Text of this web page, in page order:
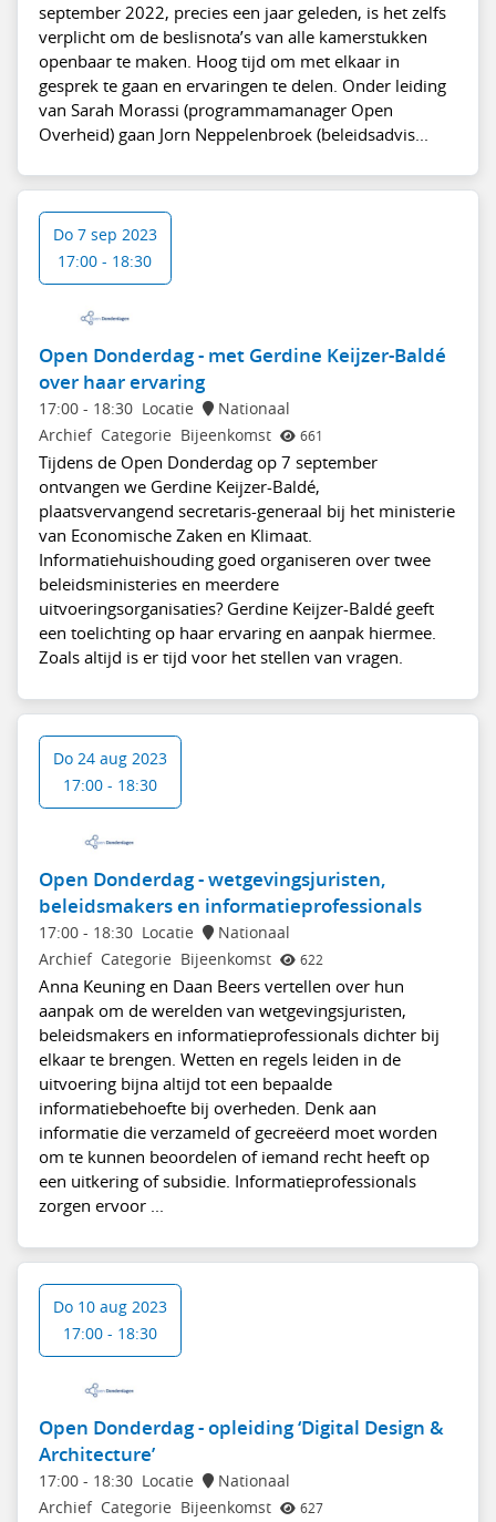
september 2022, precies een jaar geleden, is het zelfs
verplicht om de beslisnota’s van alle kamerstukken
openbaar te maken. Hoog tijd om met elkaar in
gesprek te gaan en ervaringen te delen. Onder leiding
van Sarah Morassi (programmamanager Open
Overheid) gaan Jorn Neppelenbroek (beleidsadvis...
Open Donderdag - met Gerdine Keijzer-Baldé
over haar ervaring
17:00- 18:30 Locatie
Nationaal
Archief Categorie Bijeenkomst 661
Tijdens de Open Donderdag op 7 september
ontvangen we Gerdine Keijzer-Baldé,
plaatsvervangend secretaris-generaal bij het ministerie
van Economische Zaken en Klimaat.
Informatiehuishouding goed organiseren over twee
beleidsministeries en meerdere
uitvoeringsorganisaties? Gerdine Keijzer-Baldé geeft
een toelichting op haar ervaring en aanpak hiermee.
Zoals altijd is er tijd voor het stellen van vragen.
Do 7 sep 2023
17:00 - 18:30
Open Donderdag - wetgevingsjuristen,
beleidsmakers en informatieprofessionals
17:00- 18:30 Locatie
Nationaal
Archief Categorie Bijeenkomst 622
Anna Keuning en Daan Beers vertellen over hun
aanpak om de werelden van wetgevingsjuristen,
beleidsmakers en informatieprofessionals dichter bij
elkaar te brengen. Wetten en regels leiden in de
uitvoering bijna altijd tot een bepaalde
informatiebehoefte bij overheden. Denk aan
informatie die verzameld of gecreëerd moet worden
om te kunnen beoordelen of iemand recht heeft op
een uitkering of subsidie. Informatieprofessionals
zorgen ervoor ...
Do 24 aug 2023
17:00 - 18:30
Open Donderdag - opleiding ‘Digital Design &
Architecture’
17:00- 18:30 Locatie
Nationaal
Archief Categorie Bijeenkomst 627
Do 10 aug 2023
17:00 - 18:30